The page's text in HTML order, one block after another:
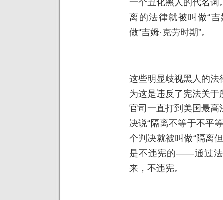
一个丑化黑人的代名词
离的法律就被叫做“
做“吉姆·克劳时期”。
这些明显歧视黑人的法
为这是违反了宪法关
官司一直打到美国最高
决说“隔离不等于不平
个判决就被叫做“隔离
是不违宪的——通过法
来，不违宪。